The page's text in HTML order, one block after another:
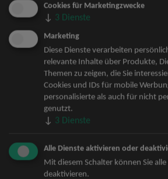
Die Fantastischen Vier Tickets
Herbert Grönemeyer Tickets
Deep Purple Tickets
Howard Carpendale Tickets
Jan Delay & Disko No.1 Tickets
Pur Tickets
Bob Dylan Tickets
Mark Forster Tickets
The Prodigy Tickets
Niedeckens BAP Tickets
Judas Priest Tickets
Cookies für Marketingzwecke
↓ 3 Dienste
Marketing
Diese Dienste verarbeiten
relevante Inhalte über Produkte,
Themen zu zeigen, die Sie
Cookies und IDs für mobile
personalisierte als auch für nicht
genutzt.
↓ 3 Dienste
Alle Dienste aktivieren oder
Mit diesem Schalter können Sie
deaktivieren.